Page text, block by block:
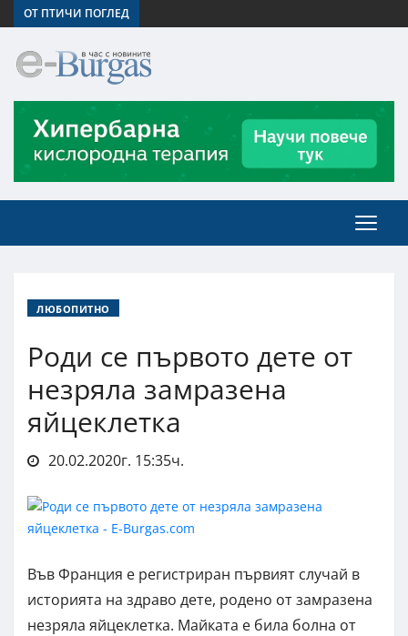
ОТ ПТИЧИ ПОГЛЕД
ЛЮБОПИТНО
Роди се първото дете от
незряла замразена
яйцеклетка
20.02.2020г. 15:35ч.
Във Франция е регистриран първият случай в
историята на здраво дете, родено от замразена
незряла яйцеклетка. Майката е била болна от